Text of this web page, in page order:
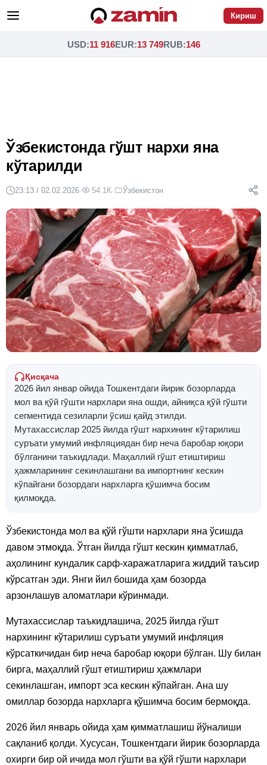
Кириш
USD:11 916EUR:13 749RUB:146
Ўзбекистонда гўшт нархи яна
кўтарилди
23:13 / 02.02.2026· 54.1K· Ўзбекистон
Қисқача
2026 йил январ ойида Тошкентдаги йирик бозорларда
мол ва қўй гўшти нархлари яна ошди, айниқса қўй гўшти
сегментида сезиларли ўсиш қайд этилди.
Мутахассислар 2025 йилда гўшт нархининг кўтарилиш
суръати умумий инфляциядан бир неча баробар юқори
бўлганини таъкидлади. Маҳаллий гўшт етиштириш
ҳажмларининг секинлашгани ва импортнинг кескин
кўпайгани бозордаги нархларга қўшимча босим
қилмоқда.
Ўзбекистонда мол ва қўй гўшти нархлари яна ўсишда
давом этмоқда. Ўтган йилда гўшт кескин қимматлаб,
аҳолининг кундалик сарф-харажатларига жиддий таъсир
кўрсатган эди. Янги йил бошида ҳам бозорда
арзонлашув аломатлари кўринмади.
Мутахассислар таъкидлашича, 2025 йилда гўшт
нархининг кўтарилиш суръати умумий инфляция
кўрсаткичидан бир неча баробар юқори бўлган. Шу билан
бирга, маҳаллий гўшт етиштириш ҳажмлари
секинлашган, импорт эса кескин кўпайган. Ана шу
омиллар бозорда нархларга қўшимча босим бермоқда.
2026 йил январь ойида ҳам қимматлашиш йўналиши
сақланиб қолди. Хусусан, Тошкентдаги йирик бозорларда
охирги бир ой ичида мол гўшти ва қўй гўшти нархлари